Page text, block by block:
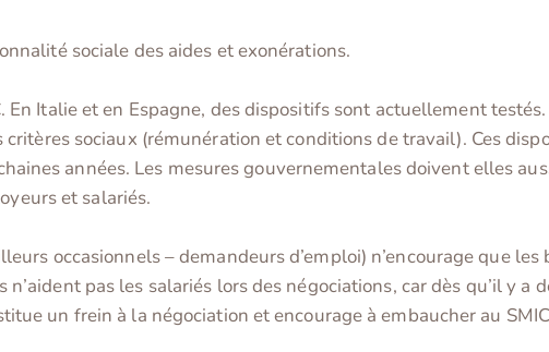
sociale des aides et exonérations.
En Italie et en Espagne, des dispositifs sont actuellement
critères sociaux (rémunération et conditions de travail). Ces
années. Les mesures gouvernementales doivent elles
et salariés.
occasionnels – demandeurs d’emploi) n’encourage que les
pas les salariés lors des négociations, car dès qu’il y a
un frein à la négociation et encourage à embaucher au